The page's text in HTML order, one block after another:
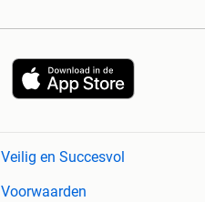
Veilig en Succesvol
Voorwaarden